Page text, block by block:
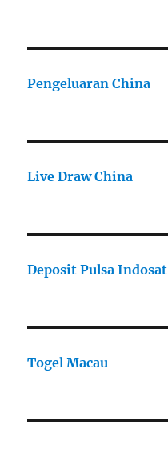
Pengeluaran China
Live Draw China
Deposit Pulsa Indosat
Togel Macau